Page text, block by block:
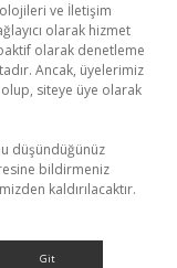
ve İletişim
olarak hizmet
olarak denetleme
Ancak, üyelerimiz
siteye üye olarak
düşündüğünüz
bildirmeniz
kaldırılacaktır.